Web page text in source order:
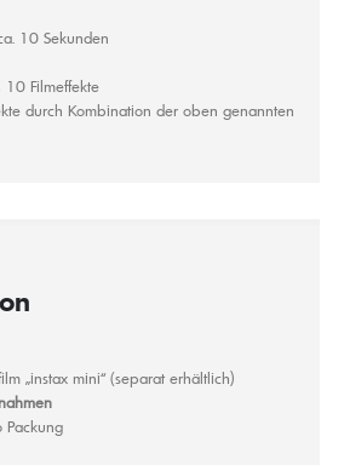
10 Sekunden
Filmeffekte
durch Kombination der oben genannten
„instax mini“ (separat erhältlich)
Packung